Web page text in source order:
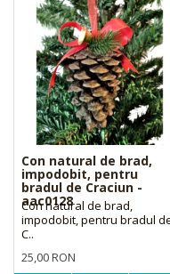
Con natural de brad,
impodobit, pentru
bradul de Craciun -
aac0128
Con natural de brad,
impodobit, pentru bradul
C..
25,00 RON